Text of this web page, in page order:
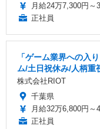
月給24万7,300円～
正社員
「ゲーム業界への入
ム/土日祝休み/人柄重
株式会社RIOT
千葉県
月給32万6,800円～
正社員